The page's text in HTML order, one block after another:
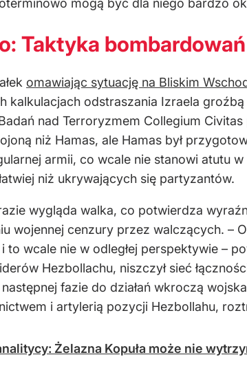
mogą być dla niego bardzo
Taktyka
omawiając sytuację na Bliskim
kalkulacjach odstraszania Izraela
nad Terroryzmem Collegium
niż Hamas, ale Hamas był
armii, co wcale nie stanowi atutu
niż ukrywających się partyzantów.
wygląda walka, co potwierdza
wojennej cenzury przez walczących. –
to wcale nie w odległej perspektywie –
Hezbollachu, niszczył sieć
fazie do działań wkroczą
i artylerią pozycji Hezbollahu,
Żelazna Kopuła może nie